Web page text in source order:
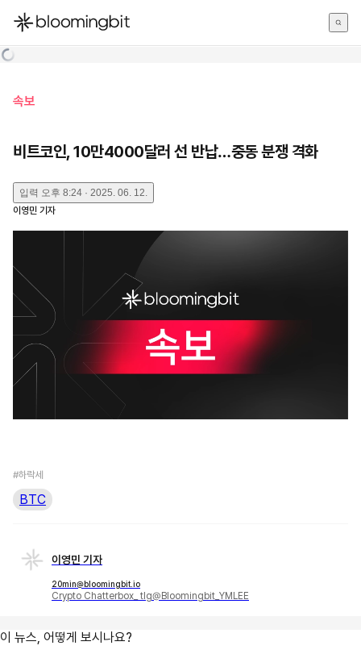
한국어
속보
비트코인, 10만4000달러 선 반납…중동 분쟁 격화
입력 오후 8:24 · 2025. 06. 12.
이영민 기자
#하락세
BTC
이영민 기자
20min@bloomingbit.io
Crypto Chatterbox_ tlg@Bloomingbit_YMLEE
이 뉴스, 어떻게 보시나요?